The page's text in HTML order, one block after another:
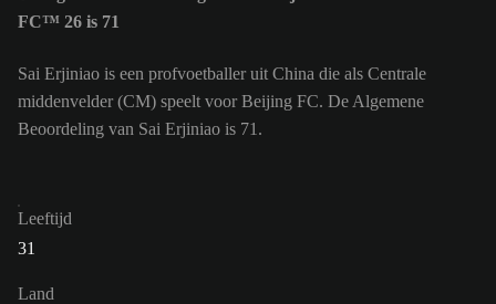
FC™ 26 is 71
Sai Erjiniao is een profvoetballer uit China die als Centrale
middenvelder (CM) speelt voor Beijing FC. De Algemene
Beoordeling van Sai Erjiniao is 71.
Leeftijd
31
Land